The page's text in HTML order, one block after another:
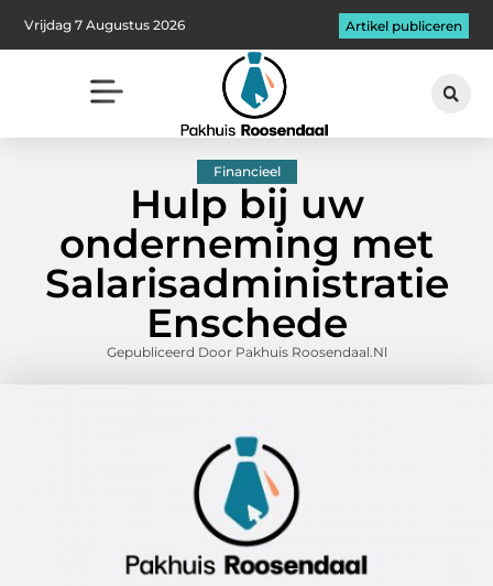
Vrijdag 7 Augustus 2026 Artikel publiceren
Financieel
Hulp bij uw
onderneming met
Salarisadministratie
Enschede
Gepubliceerd Door Pakhuis Roosendaal.nl